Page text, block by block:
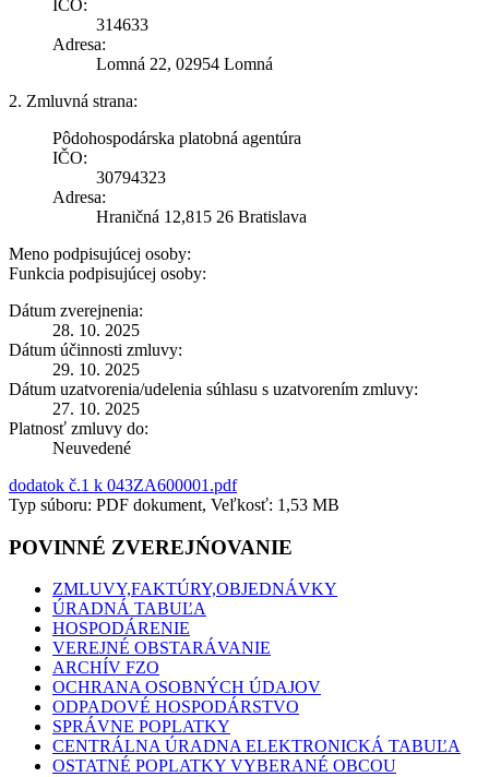
IČO:
314633
Adresa:
Lomná 22, 02954 Lomná
2. Zmluvná strana:
Pôdohospodárska platobná agentúra
IČO:
30794323
Adresa:
Hraničná 12,815 26 Bratislava
Meno podpisujúcej osoby:
Funkcia podpisujúcej osoby:
Dátum zverejnenia:
28. 10. 2025
Dátum účinnosti zmluvy:
29. 10. 2025
Dátum uzatvorenia/udelenia súhlasu s uzatvorením zmluvy:
27. 10. 2025
Platnosť zmluvy do:
Neuvedené
dodatok č.1 k 043ZA600001.pdf
Typ súboru: PDF dokument, Veľkosť: 1,53 MB
POVINNÉ ZVEREJŃOVANIE
ZMLUVY,FAKTÚRY,OBJEDNÁVKY
ÚRADNÁ TABUĽA
HOSPODÁRENIE
VEREJNÉ OBSTARÁVANIE
ARCHÍV FZO
OCHRANA OSOBNÝCH ÚDAJOV
ODPADOVÉ HOSPODÁRSTVO
SPRÁVNE POPLATKY
CENTRÁLNA ÚRADNA ELEKTRONICKÁ TABUĽA
OSTATNÉ POPLATKY VYBERANÉ OBCOU